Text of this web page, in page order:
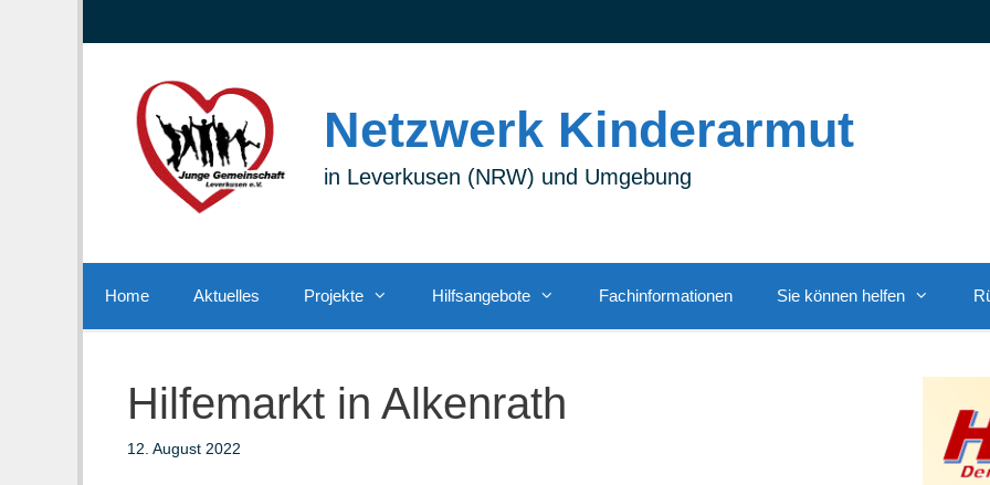
Navigation
Netzwerk Kinderarmut
in Leverkusen (NRW) und Umgebung
Home Aktuelles Projekte Hilfsangebote Fachinformationen Sie können helfen
Hilfemarkt in Alkenrath
12. August 2022